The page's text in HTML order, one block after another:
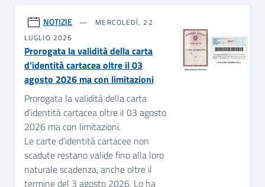
NOTIZIE
MERCOLEDÌ, 22
LUGLIO 2026
Prorogata la validità della carta
d'identità cartacea oltre il 03
agosto 2026 ma con limitazioni
Prorogata la validità della carta
d'identità cartacea oltre il 03 agosto
2026 ma con limitazioni.
Le carte d’identità cartacee non
scadute restano valide fino alla loro
naturale scadenza, anche oltre il
termine del 3 agosto 2026. Lo ha